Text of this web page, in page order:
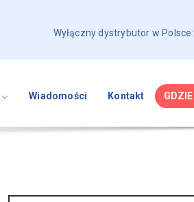
Wyłączny dystrybutor w Polsce:
Wiadomości Kontakt